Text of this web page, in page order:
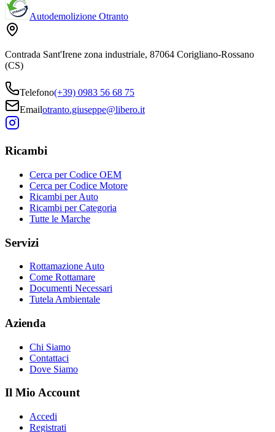
Autodemolizione Otranto
Contrada Sant'Irene zona industriale, 87064 Corigliano-Rossano
(CS)
Telefono(+39) 0983 56 68 75
Emailotranto.giuseppe@libero.it
Ricambi
Cerca per Codice OEM
Cerca per Codice Motore
Ricambi per Auto
Ricambi per Categoria
Tutte le Marche
Servizi
Rottamazione Auto
Come Rottamare
Documenti Necessari
Tutela Ambientale
Azienda
Chi Siamo
Contattaci
Dove Siamo
Il Mio Account
Accedi
Registrati